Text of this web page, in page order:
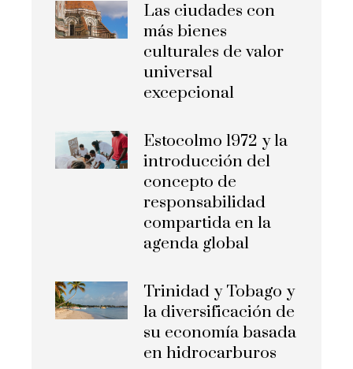
Las ciudades con
más bienes
culturales de valor
universal
excepcional
Estocolmo 1972 y la
introducción del
concepto de
responsabilidad
compartida en la
agenda global
Trinidad y Tobago y
la diversificación de
su economía basada
en hidrocarburos